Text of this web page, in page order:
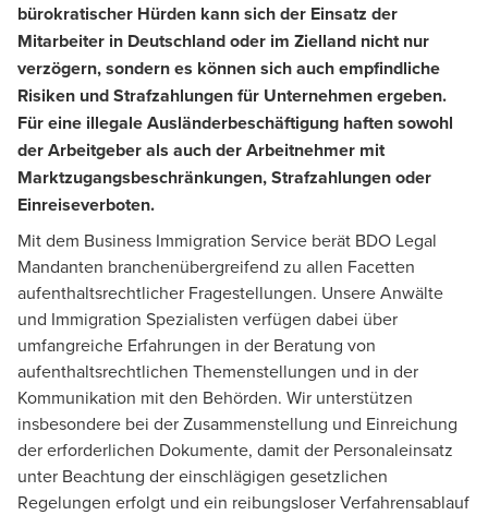
bürokratischer Hürden kann sich der Einsatz der
Mitarbeiter in Deutschland oder im Zielland nicht nur
verzögern, sondern es können sich auch empfindliche
Risiken und Strafzahlungen für Unternehmen ergeben.
Für eine illegale Ausländerbeschäftigung haften sowohl
der Arbeitgeber als auch der Arbeitnehmer mit
Marktzugangsbeschränkungen, Strafzahlungen oder
Einreiseverboten.
Mit dem Business Immigration Service berät BDO Legal
Mandanten branchenübergreifend zu allen Facetten
aufenthaltsrechtlicher Fragestellungen. Unsere Anwälte
und Immigration Spezialisten verfügen dabei über
umfangreiche Erfahrungen in der Beratung von
aufenthaltsrechtlichen Themenstellungen und in der
Kommunikation mit den Behörden. Wir unterstützen
insbesondere bei der Zusammenstellung und Einreichung
der erforderlichen Dokumente, damit der Personaleinsatz
unter Beachtung der einschlägigen gesetzlichen
Regelungen erfolgt und ein reibungsloser Verfahrensablauf